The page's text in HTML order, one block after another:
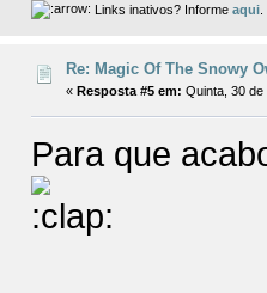
Links inativos? Informeaqui
Re: Magic Of The Snowy
« Resposta #5 em: Quinta, 30
Para que